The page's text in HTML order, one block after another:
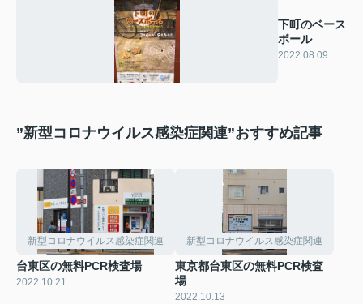
下町のベース
ボール
2022.08.09
”新型コロナウイルス感染症関連”おすすめ記事
新型コロナウイルス感染症関連
台東区の無料PCR検査場
2022.10.21
新型コロナウイルス感染症関連
東京都台東区の無料PCR検査
場
2022.10.13